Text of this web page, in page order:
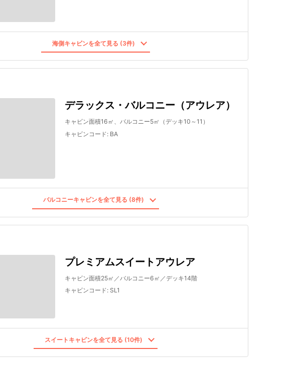
海側キャビンを全て見る (3件)
デラックス・バルコニー（アウレア）
キャビン面積16㎡、バルコニー5㎡（デッキ10～11）
キャビンコード: BA
バルコニーキャビンを全て見る (8件)
プレミアムスイートアウレア
キャビン面積25㎡／バルコニー6㎡／デッキ14階
キャビンコード: SL1
スイートキャビンを全て見る (10件)